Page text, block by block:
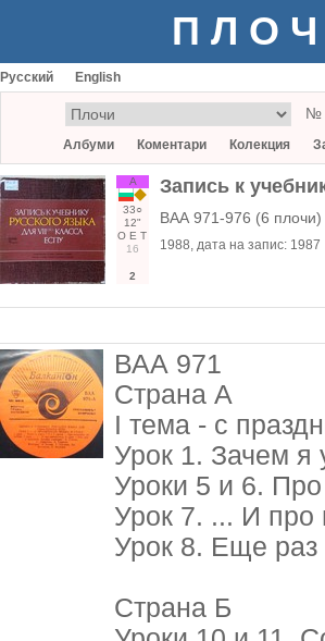
Русский English
№
Албуми Коментари Колекция
А
33○
12"
О Е Т
16
2
Запись к
ВАА 971-976 (6 плочи)
1988, дата на запис: 1987
ВАА 971
Страна А
I тема - с
Урок 1. Зачем я
Уроки 5 и 6.
Урок 7. ... И про
Урок 8. Еще раз
Страна Б